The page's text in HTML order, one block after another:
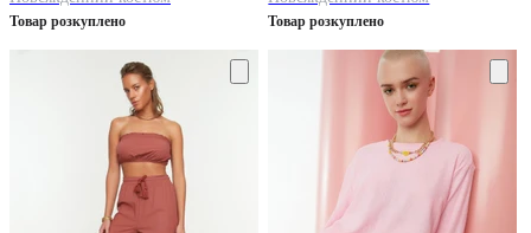
Товар розкуплено Товар розкуплено